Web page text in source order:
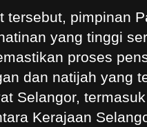
tersebut, pimpinan
yang tinggi
proses
dan natijah yang
Selangor,
Kerajaan